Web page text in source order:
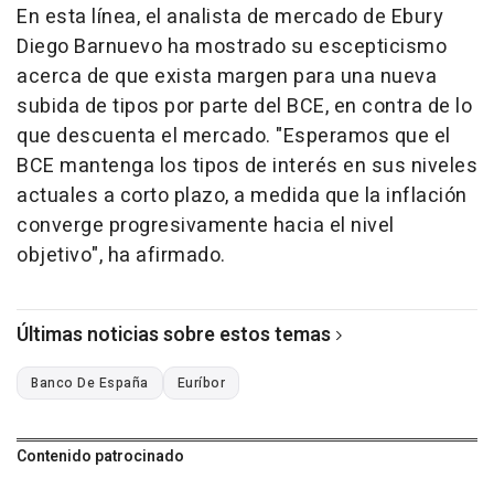
En esta línea, el analista de mercado de Ebury
Diego Barnuevo ha mostrado su escepticismo
acerca de que exista margen para una nueva
subida de tipos por parte del BCE, en contra de lo
que descuenta el mercado. "Esperamos que el
BCE mantenga los tipos de interés en sus niveles
actuales a corto plazo, a medida que la inflación
converge progresivamente hacia el nivel
objetivo", ha afirmado.
Últimas noticias sobre estos temas
Banco De España Euríbor
Contenido patrocinado